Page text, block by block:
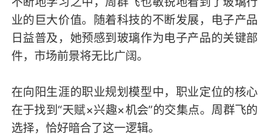
业的巨大价值。随着科技的不断发展，电子产品
日益普及，她预感到玻璃作为电子产品的关键部
件，市场前景将无比广阔。
在向阳生涯的职业规划模型中，职业定位的核心
在于找到“天赋×兴趣×机会”的交集点。周群飞的
选择，恰好暗合了这一逻辑。